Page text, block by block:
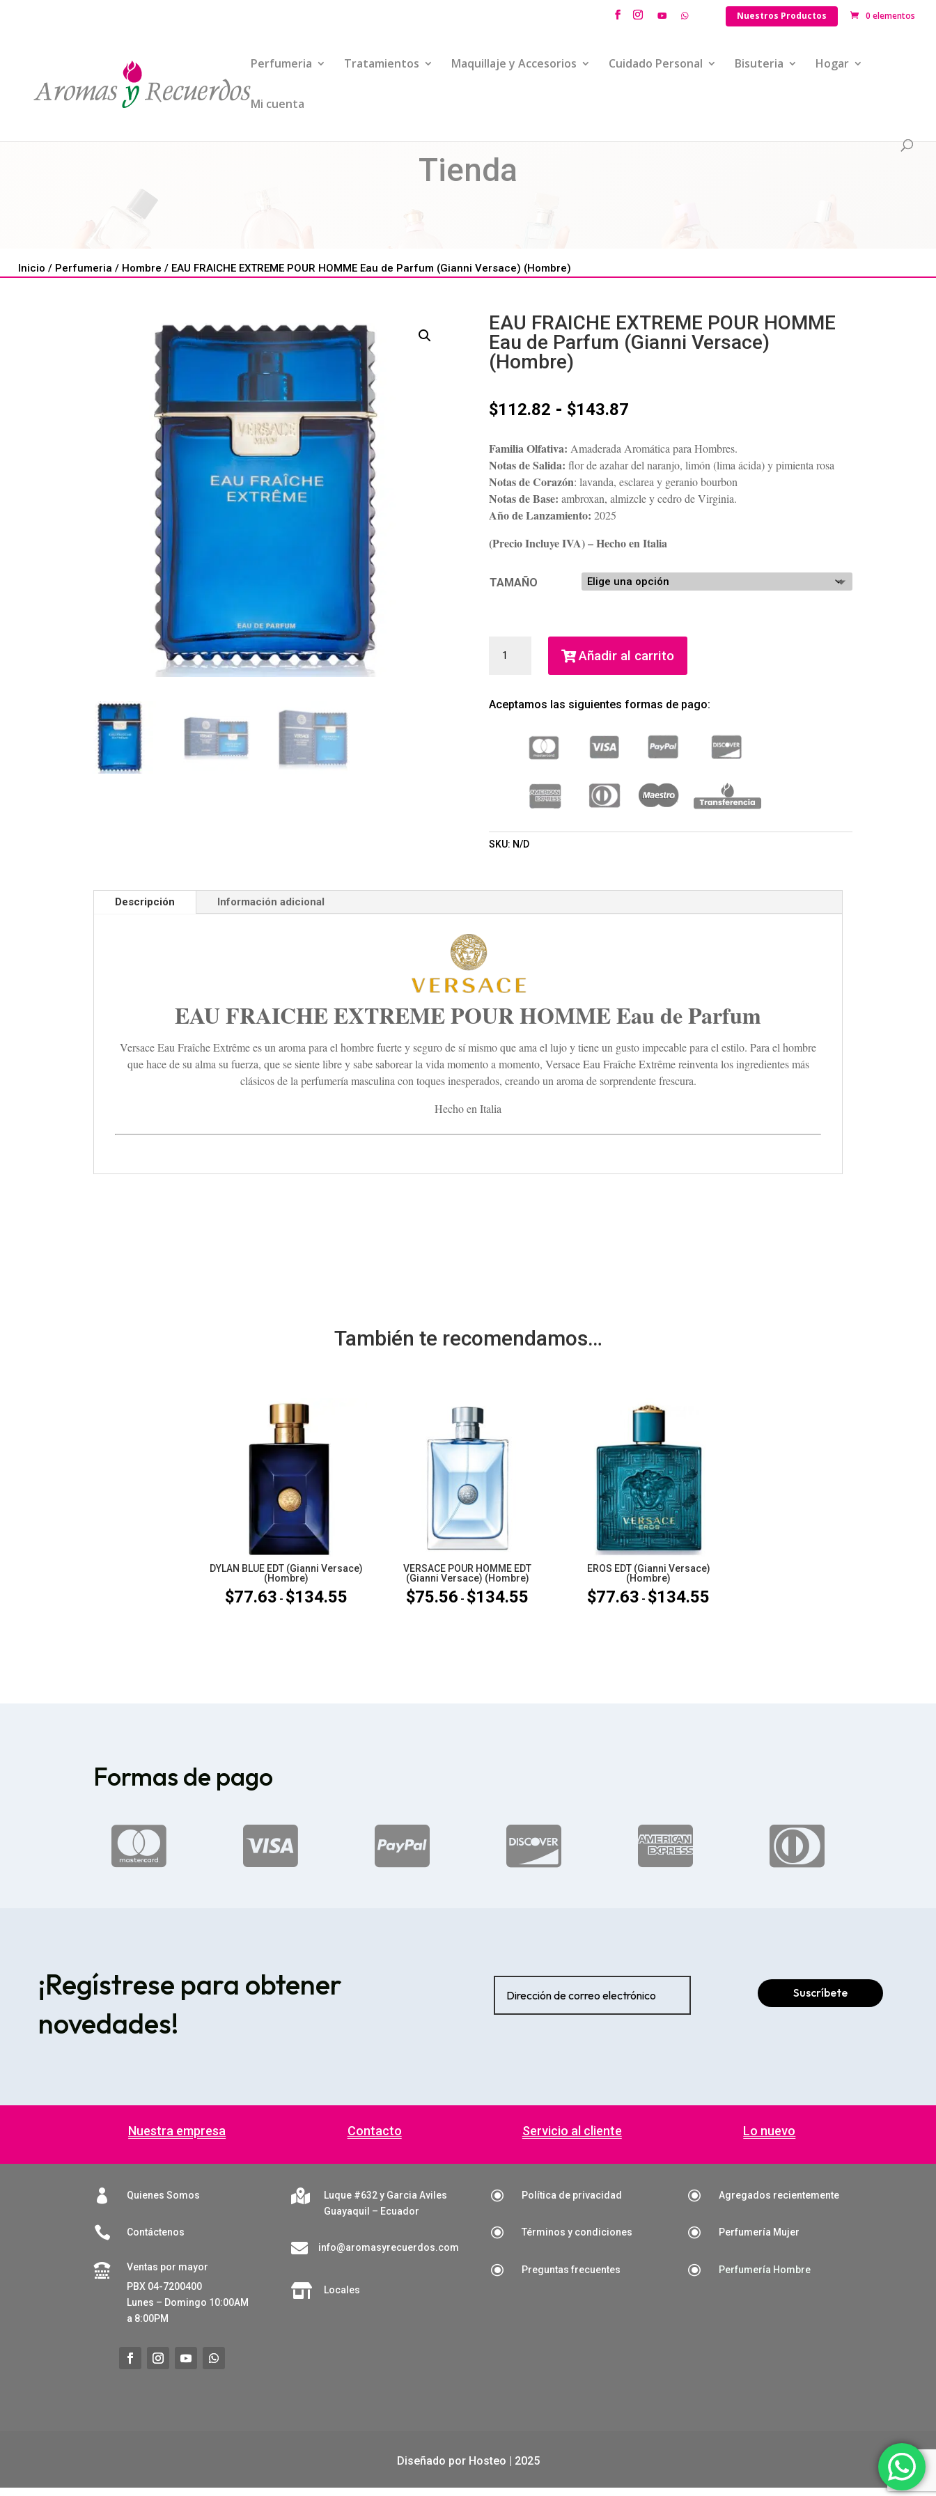
Nuestros Productos 0 elementos
Perfumeria Tratamientos Maquillaje y Accesorios Cuidado Personal Bisuteria Hogar
Mi cuenta
Tienda
Inicio / Perfumeria / Hombre / EAU FRAICHE EXTREME POUR HOMME Eau de Parfum (Gianni Versace) (Hombre)
EAU FRAICHE EXTREME POUR HOMME
Eau de Parfum (Gianni Versace)
(Hombre)
$112.82 - $143.87
precios:
desde
$112.82
hasta
$143.87
Familia Olfativa: Amaderada Aromática para Hombres.
Notas de Salida: flor de azahar del naranjo, limón (lima ácida) y pimienta rosa
Notas de Corazón: lavanda, esclarea y geranio bourbon
Notas de Base: ambroxan, almizcle y cedro de Virginia.
Año de Lanzamiento: 2025
(Precio Incluye IVA) – Hecho en Italia
TAMAÑO
FRAICHE
HOMME
PARFUM
VERSACE)
(HOMBRE)
Añadir al carrito
Aceptamos las siguientes formas de pago:
SKU: N/D
Descripción Información adicional
EAU FRAICHE EXTREME POUR HOMME Eau de Parfum
Versace Eau Fraîche Extrême es un aroma para el hombre fuerte y seguro de sí mismo que ama el lujo y tiene un gusto impecable para el estilo. Para el hombre
que hace de su alma su fuerza, que se siente libre y sabe saborear la vida momento a momento, Versace Eau Fraîche Extrême reinventa los ingredientes más
clásicos de la perfumería masculina con toques inesperados, creando un aroma de sorprendente frescura.
Hecho en Italia
También te recomendamos…
DYLAN BLUE EDT (Gianni Versace)
(Hombre)
$77.63 - $134.55
VERSACE POUR HOMME EDT
(Gianni Versace) (Hombre)
$75.56 - $134.55
EROS EDT (Gianni Versace)
(Hombre)
$77.63 - $134.55
Formas de pago
     
¡Regístrese para obtener
novedades!
Suscríbete
Nuestra empresa Contacto Servicio al cliente Lo nuevo
 Quienes Somos
 Contáctenos

Ventas por mayor
PBX 04-7200400
Lunes – Domingo 10:00AM
a 8:00PM

Luque #632 y Garcia Aviles
Guayaquil – Ecuador
 info@aromasyrecuerdos.com
 Locales
\ Política de privacidad
\ Términos y condiciones
\ Preguntas frecuentes
\ Agregados recientemente
\ Perfumería Mujer
\ Perfumería Hombre
Diseñado por Hosteo | 2025